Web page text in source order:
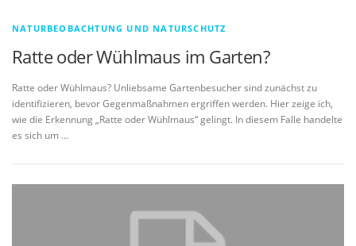
NATURBEOBACHTUNG UND NATURSCHUTZ
Ratte oder Wühlmaus im Garten?
Ratte oder Wühlmaus? Unliebsame Gartenbesucher sind zunächst zu
identifizieren, bevor Gegenmaßnahmen ergriffen werden. Hier zeige ich,
wie die Erkennung „Ratte oder Wühlmaus“ gelingt. In diesem Falle handelte
es sich um …